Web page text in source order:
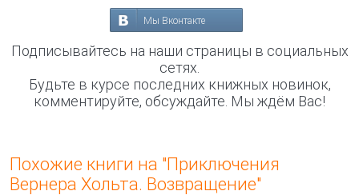
Мы Вконтакте
Подписывайтесь на наши страницы в социальных
сетях.
Будьте в курсе последних книжных новинок,
комментируйте, обсуждайте. Мы ждём Вас!
Похожие книги на "Приключения
Вернера Хольта. Возвращение"